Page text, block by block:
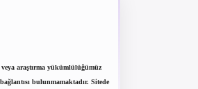
araştırma yükümlülüğümüz
bulunmamaktadır. Sitede